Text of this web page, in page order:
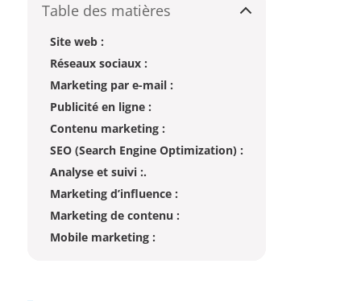
Table des matières
Site web :
Réseaux sociaux :
Marketing par e-mail :
Publicité en ligne :
Contenu marketing :
SEO (Search Engine Optimization) :
Analyse et suivi :.
Marketing d’influence :
Marketing de contenu :
Mobile marketing :